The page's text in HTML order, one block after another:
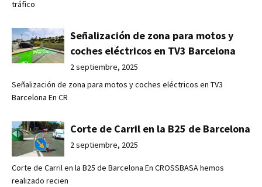
tráfico
Señalización de zona para motos y
coches eléctricos en TV3 Barcelona
2 septiembre, 2025
Señalización de zona para motos y coches eléctricos en TV3
Barcelona En CR
Corte de Carril en la B25 de Barcelona
2 septiembre, 2025
Corte de Carril en la B25 de Barcelona En CROSSBASA hemos
realizado recien